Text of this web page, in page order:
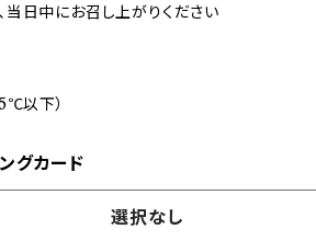
当日中にお召し上がりください
以下）
グカード
選択なし